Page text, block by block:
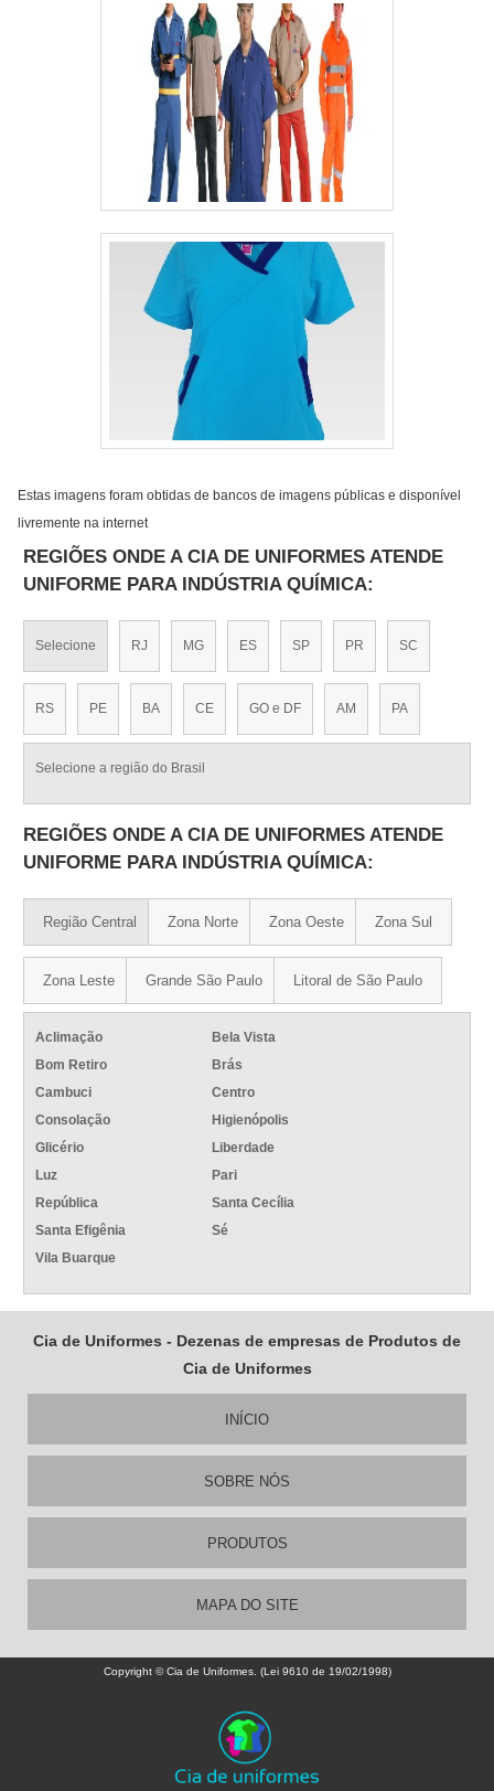
Estas imagens foram obtidas de bancos de imagens públicas e disponível
livremente na internet
REGIÕES ONDE A CIA DE UNIFORMES ATENDE
UNIFORME PARA INDÚSTRIA QUÍMICA:
Selecione RJ MG ES SP PR SC
RS PE BA CE GO e DF AM PA
Selecione a região do Brasil
REGIÕES ONDE A CIA DE UNIFORMES ATENDE
UNIFORME PARA INDÚSTRIA QUÍMICA:
Região Central Zona Norte Zona Oeste Zona Sul
Zona Leste Grande São Paulo Litoral de São Paulo
Aclimação
Bela Vista
Bom Retiro
Brás
Cambuci
Centro
Consolação
Higienópolis
Glicério
Liberdade
Luz
Pari
República
Santa Cecília
Santa Efigênia
Sé
Vila Buarque
Cia de Uniformes - Dezenas de empresas de Produtos de
Cia de Uniformes
INÍCIO
SOBRE NÓS
PRODUTOS
MAPA DO SITE
Copyright © Cia de Uniformes. (Lei 9610 de 19/02/1998)